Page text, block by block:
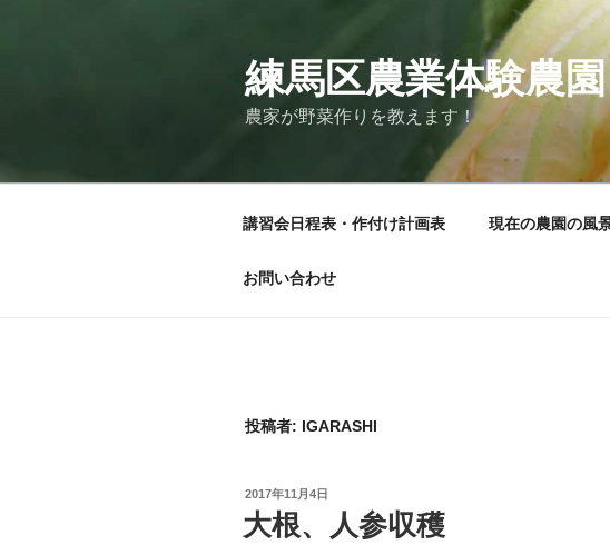
練馬区農業体験農
農家が野菜作りを教えます！
講習会日程表・作付け計画表 現在の農園の風
お問い合わせ
投稿者: IGARASHI
投
稿
日:
2017年11月4日
大根、人参収穫